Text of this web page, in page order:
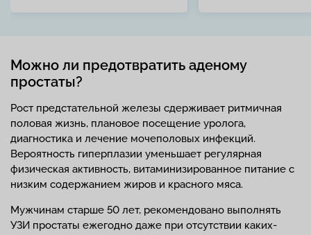
Можно ли предотвратить аденому
простаты?
Рост предстательной железы сдерживает ритмичная
половая жизнь, плановое посещение уролога,
диагностика и лечение мочеполовых инфекций.
Вероятность гиперплазии уменьшает регулярная
физическая активность, витаминизированное питание с
низким содержанием жиров и красного мяса.
Мужчинам старше 50 лет, рекомендовано выполнять
УЗИ простаты ежегодно даже при отсутствии каких-